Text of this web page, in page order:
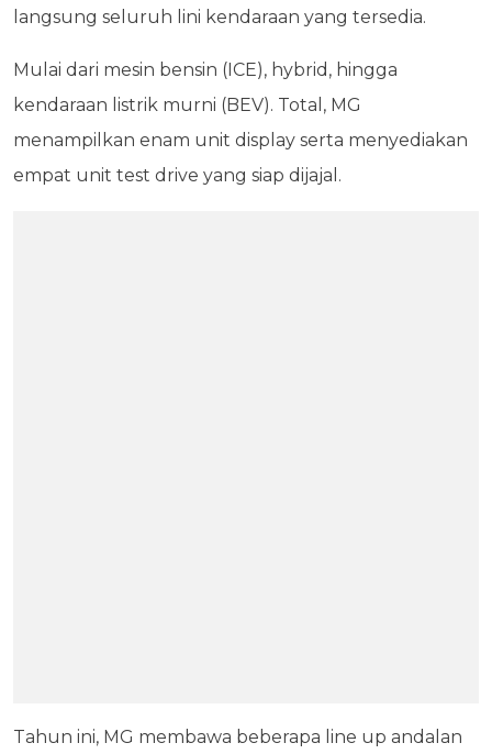
langsung seluruh lini kendaraan yang tersedia.
Mulai dari mesin bensin (ICE), hybrid, hingga
kendaraan listrik murni (BEV). Total, MG
menampilkan enam unit display serta menyediakan
empat unit test drive yang siap dijajal.
Tahun ini, MG membawa beberapa line up andalan